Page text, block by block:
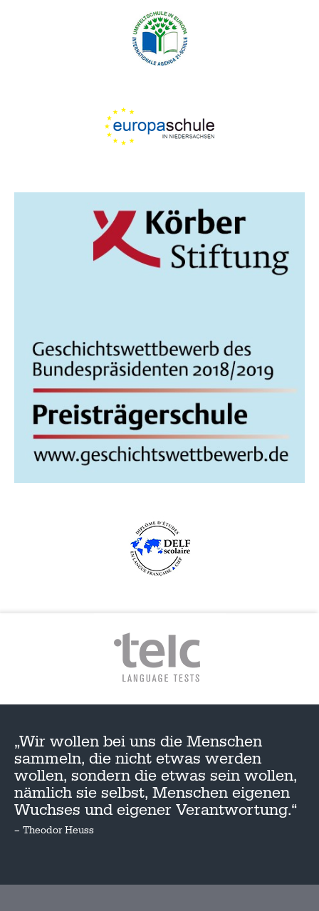
„Wir wollen bei uns die Menschen
sammeln, die nicht etwas werden
wollen, sondern die etwas sein wollen,
nämlich sie selbst, Menschen eigenen
Wuchses und eigener Verantwortung.“
– Theodor Heuss